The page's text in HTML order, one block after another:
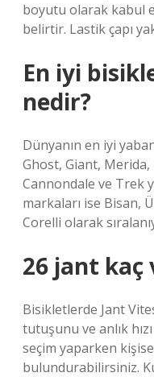
boyutu olarak kabul
belirtir. Lastik çapı
En iyi
nedir?
Dünyanın en iyi
Ghost, Giant,
Cannondale ve Trek
markaları ise Bisan,
Corelli olarak
26 jant kaç
Bisikletlerde Jant
tutuşunu ve anlık
seçim yaparken
bulundurabilirsiniz.